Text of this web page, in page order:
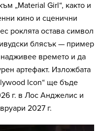
„Material Girl“, както и
кино и сценични
роклята остава символ
блясък — пример
времето и да
артефакт. Изложбата
Icon“ ще бъде
г. в Лос Анджелис и
2027 г.